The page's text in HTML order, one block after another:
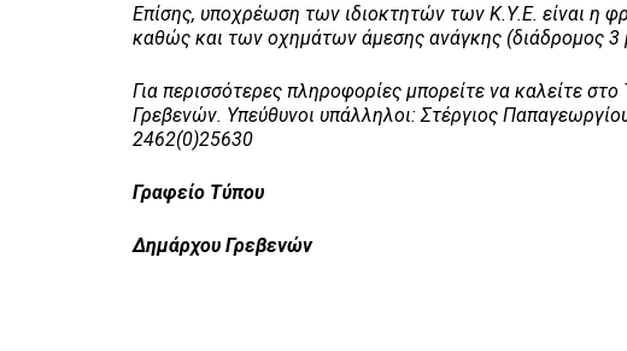
Επίσης, υποχρέωση των ιδιοκτητών των Κ.Υ.Ε. είναι η
καθώς και των οχημάτων άμεσης ανάγκης (διάδρομος 3
Για περισσότερες πληροφορίες μπορείτε να καλείτε
Γρεβενών. Υπεύθυνοι υπάλληλοι: Στέργιος
2462(0)25630
Γραφείο Τύπου
Δημάρχου Γρεβενών